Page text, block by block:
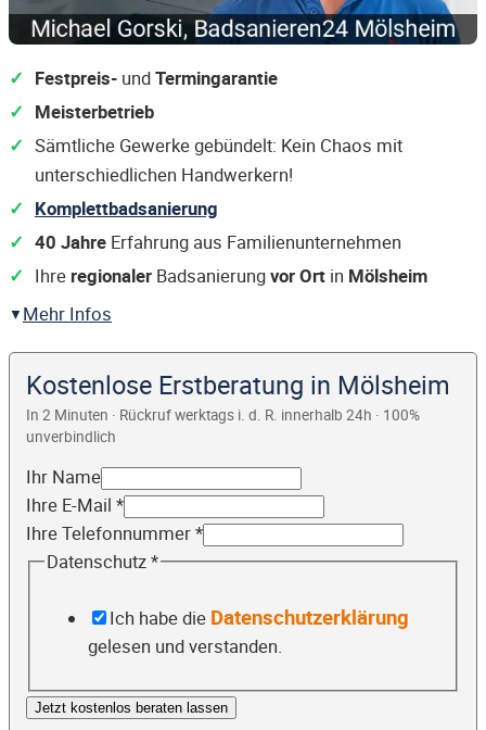
Festpreis- undTermingarantie
Meisterbetrieb
Sämtliche Gewerke gebündelt: Kein Chaos mit
unterschiedlichen Handwerkern!
Komplettbadsanierung
40 Jahre Erfahrung aus Familienunternehmen
Ihre regionaler Badsanierungvor Ort in Mölsheim
Mehr Infos
Kostenlose Erstberatung in Mölsheim
In 2 Minuten · Rückruf werktags i. d. R. innerhalb 24h · 100%
unverbindlich
Ihr Name
Ihre E-Mail *
Ihre Telefonnummer*
Datenschutz*
Ich habe die Datenschutzerklärung
gelesen und verstanden.
Jetzt kostenlos beraten lassen